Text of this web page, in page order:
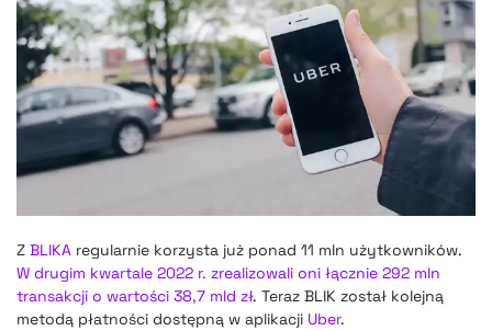
Z BLIKA regularnie korzysta już ponad 11 mln użytkowników.
W drugim kwartale 2022 r. zrealizowali oni łącznie 292 mln
transakcji o wartości 38,7 mld zł. Teraz BLIK został kolejną
metodą płatności dostępną w aplikacji Uber.